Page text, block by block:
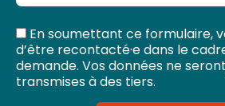
En soumettant ce formulaire,
d’être recontacté·e dans le
demande. Vos données ne
transmises à des tiers.